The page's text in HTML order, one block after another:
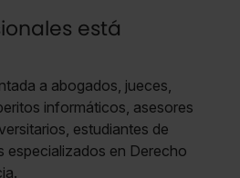
ninguna utilizaremos las
para la navegación.
las cookies
está
a abogados, jueces,
informáticos, asesores
estudiantes de
especializados en Derecho